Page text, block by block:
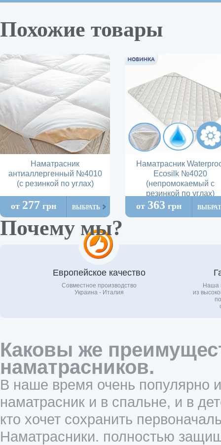
Похожие товары
Наматрасник
антиаллергенный №4010
(с резинкой по углах)
от 277 грн ВЫБРАТЬ
Наматрасник
Ecosilk №4020
(непромокаемый с
резинкой по углах)
от 363 грн
Почему мы?
Европейское качество
Совместное производство
Украина - Италия
Наша
из
Каковы же
наматрасников.
В наше время очень популярно
наматрасник и в спальне, и в
кто хочет сохранить
Наматрасники. полностью